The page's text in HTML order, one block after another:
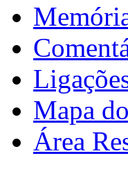
Mapa
Área